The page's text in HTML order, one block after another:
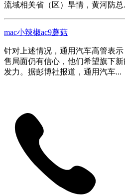
流域相关省（区）旱情，黄河防总
mac小辣椒ac9蘑菇
针对上述情况，通用汽车高管表
售局面仍有信心，他们希望旗下
发力。据彭博社报道，通用汽车...